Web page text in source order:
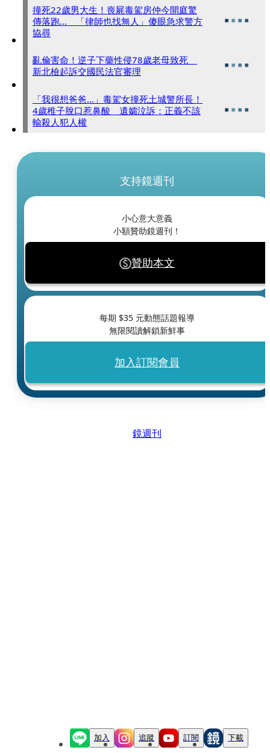
撞死22歲男大生！喪屍毒駕房仲今開庭驚
傳落跑... 「律師也找無人」傻眼急求警方
協尋
亂倫害命！逆子下藥性侵78歲老母致死
新北檢起訴交國民法官審理
「我很想爸爸…」毒駕女撞死土城警所長！
4歲稚子脫口惹鼻酸 遺孀泣訴：正義不該
輸殺人犯人權
支持鏡週刊
小心意大意義
小額贊助鏡週刊！
贊助本文
每期 $35 元動態話題報導
無限閱讀解鎖新鮮事
加入訂閱會員
鏡週刊
加入 追蹤 訂閱 下載